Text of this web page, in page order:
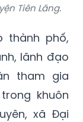
Tiên Lãng.
thành phố,
lãnh đạo
tham gia
khuôn
xã Đại